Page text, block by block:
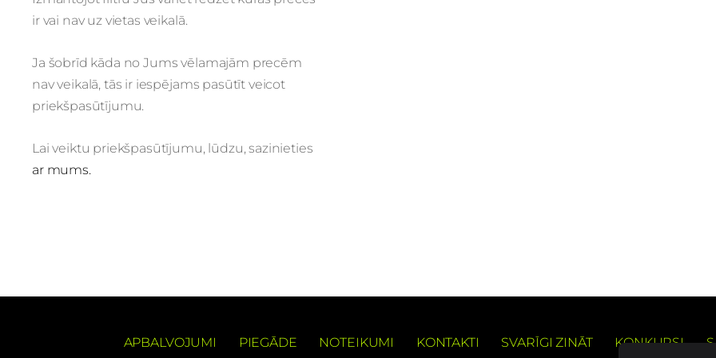
ir vai nav uz vietas veikalā.
Ja šobrīd kāda no Jums vēlamajām precēm
nav veikalā, tās ir iespējams pasūtīt veicot
priekšpasūtījumu.
Lai veiktu priekšpasūtījumu, lūdzu, sazinieties
ar mums.
APBALVOJUMI PIEGĀDE NOTEIKUMI KONTAKTI SVARĪGI ZINĀT KONKURSI